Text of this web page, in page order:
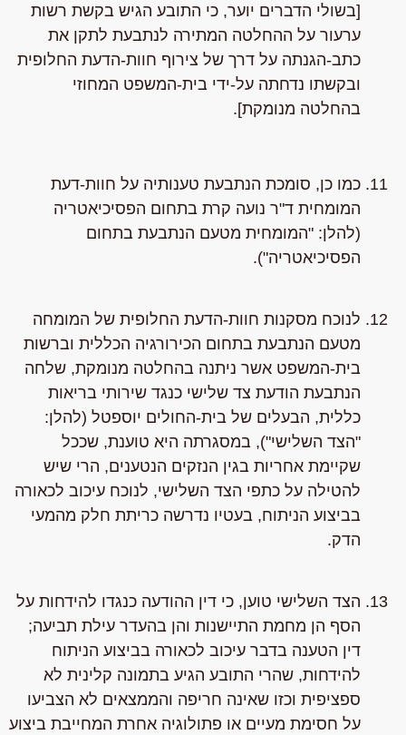
[בשולי הדברים יוער, כי התובע הגיש בקשת רשות
ערעור על ההחלטה המתירה לנתבעת לתקן את
כתב-הגנתה על דרך של צירוף חוות-הדעת החלופית
ובקשתו נדחתה על-ידי בית-המשפט המחוזי
בהחלטה מנומקת].
כמו כן, סומכת הנתבעת טענותיה על חוות-דעת
המומחית ד"ר נועה קרת בתחום הפסיכיאטריה
(להלן: "המומחית מטעם הנתבעת בתחום
הפסיכיאטריה").
לנוכח מסקנות חוות-הדעת החלופית של המומחה
מטעם הנתבעת בתחום הכירורגיה הכללית וברשות
בית-המשפט אשר ניתנה בהחלטה מנומקת, שלחה
הנתבעת הודעת צד שלישי כנגד שירותי בריאות
כללית, הבעלים של בית-החולים יוספטל (להלן:
"הצד השלישי"), במסגרתה היא טוענת, שככל
שקיימת אחריות בגין הנזקים הנטענים, הרי שיש
להטילה על כתפי הצד השלישי, לנוכח עיכוב לכאורה
בביצוע הניתוח, בעטיו נדרשה כריתת חלק מהמעי
הדק.
הצד השלישי טוען, כי דין ההודעה כנגדו להידחות על
הסף הן מחמת התיישנות והן בהעדר עילת תביעה;
דין הטענה בדבר עיכוב לכאורה בביצוע הניתוח
להידחות, שהרי התובע הגיע בתמונה קלינית לא
ספציפית וכזו שאינה חריפה והממצאים לא הצביעו
על חסימת מעיים או פתולוגיה אחרת המחייבת ביצוע